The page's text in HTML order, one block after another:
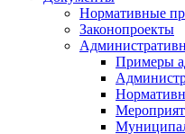
Нормативные
Законопроекты
Примеры